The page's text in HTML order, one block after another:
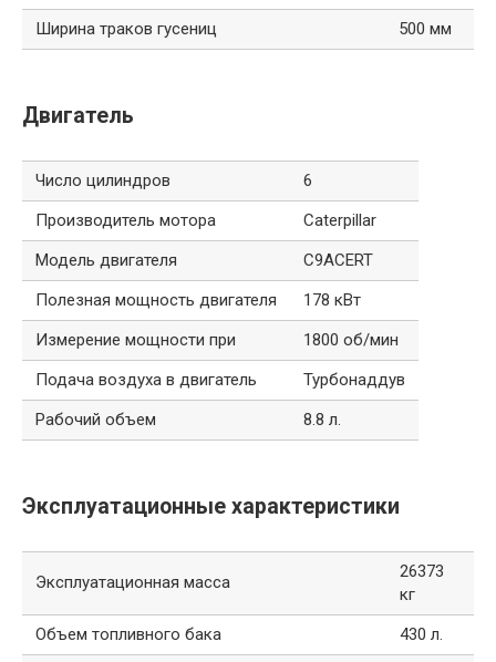
Ширина траков гусениц 500 мм
Двигатель
Число цилиндров
6
Производитель мотора
Caterpillar
Модель двигателя
C9ACERT
Полезная мощность двигателя
178 кВт
Измерение мощности при
1800 об/мин
Подача воздуха в двигатель
Турбонаддув
Рабочий объем
8.8 л.
Эксплуатационные характеристики
Эксплуатационная масса
26373
кг
Объем топливного бака
430 л.